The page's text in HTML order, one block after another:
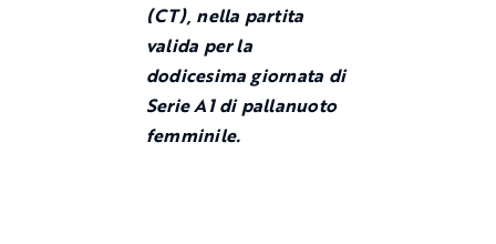
(CT), nella partita
valida per la
dodicesima giornata di
Serie A1 di pallanuoto
femminile.